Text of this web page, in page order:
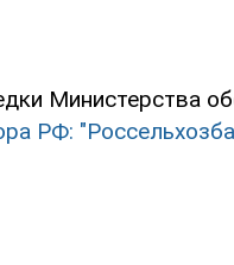
Министерства
РФ: